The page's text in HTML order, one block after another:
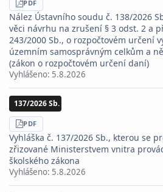
STÁHNOUT
PDF
Nález Ústavního soudu č. 138/2026
věci návrhu na zrušení § 3 odst. 2 a
243/2000 Sb., o rozpočtovém určení
územním samosprávným celkům a
(zákon o rozpočtovém určení daní)
Vyhlášeno: 5.8.2026
137/2026 Sb.
STÁHNOUT
PDF
Vyhláška č. 137/2026 Sb., kterou se
zřizované Ministerstvem vnitra
školského zákona
Vyhlášeno: 5.8.2026